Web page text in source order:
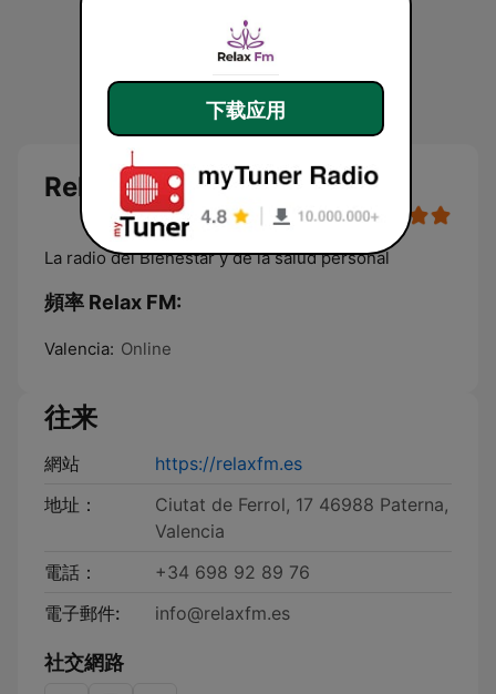
Relax FM
La radio del Bienestar y de la salud personal
頻率 Relax FM:
Valencia: Online
往来
網站
https://relaxfm.es
地址：
Ciutat de Ferrol, 17 46988 Paterna,
Valencia
電話：
+34 698 92 89 76
電子郵件:
info@relaxfm.es
社交網路
下载应用